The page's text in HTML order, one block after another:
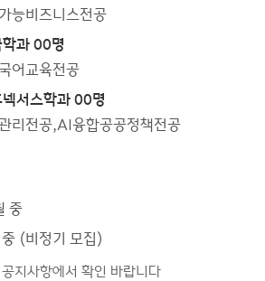
능비즈니스전공
과 00명
어교육전공
서스학과 00명
리전공,AI융합공공정책전공
중
(비정기 모집)
지사항에서 확인 바랍니다